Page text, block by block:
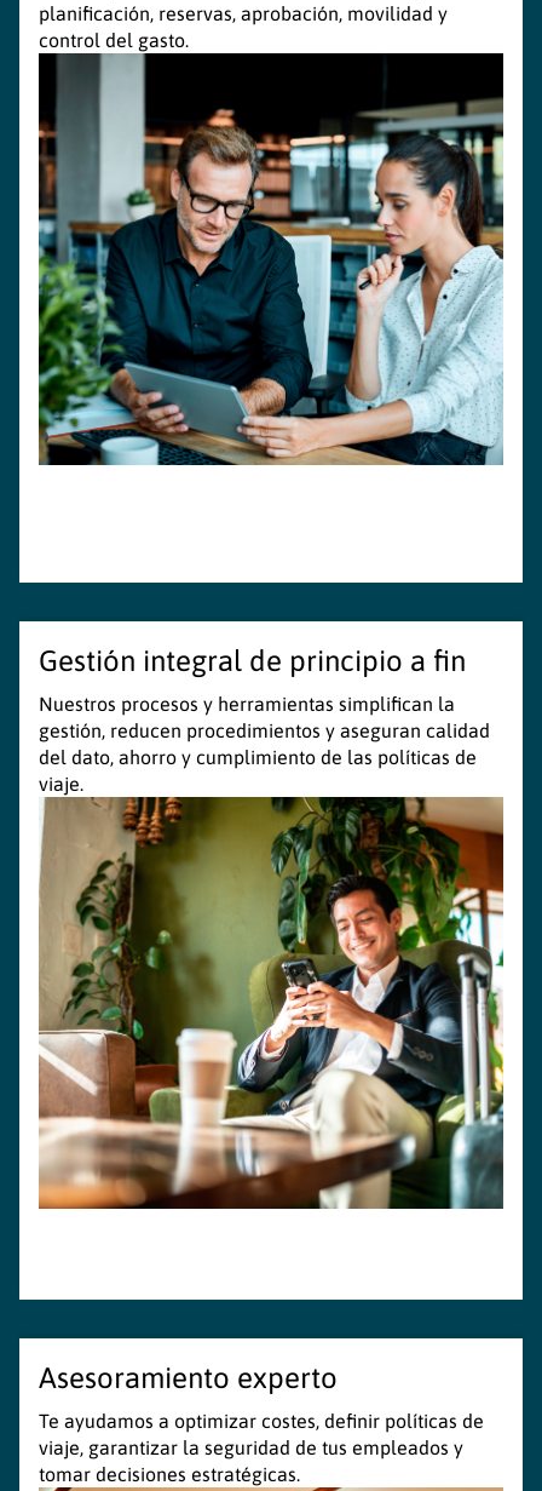
planificación, reservas, aprobación, movilidad y
control del gasto.
Gestión integral de principio a fin
Nuestros procesos y herramientas simplifican la
gestión, reducen procedimientos y aseguran calidad
del dato, ahorro y cumplimiento de las políticas de
viaje.
Asesoramiento experto
Te ayudamos a optimizar costes, definir políticas de
viaje, garantizar la seguridad de tus empleados y
tomar decisiones estratégicas.